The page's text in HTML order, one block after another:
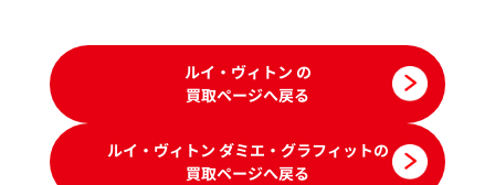
ルイ・ヴィトン の
買取ページへ戻る
ルイ・ヴィトン ダミエ・グラフィットの
買取ページへ戻る